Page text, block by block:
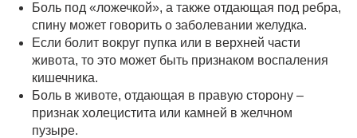
Боль под «ложечкой», а также отдающая под ребра,
спину может говорить о заболевании желудка.
Если болит вокруг пупка или в верхней части
живота, то это может быть признаком воспаления
кишечника.
Боль в животе, отдающая в правую сторону –
признак холецистита или камней в желчном
пузыре.